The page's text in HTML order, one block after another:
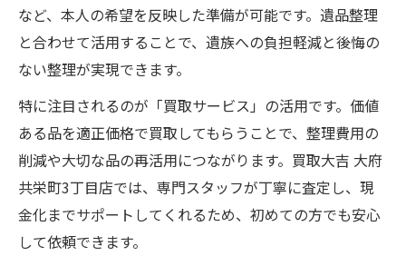
など、本人の希望を反映した準備が可能です。遺品整理
と合わせて活用することで、遺族への負担軽減と後悔の
ない整理が実現できます。
特に注目されるのが「買取サービス」の活用です。価値
ある品を適正価格で買取してもらうことで、整理費用の
削減や大切な品の再活用につながります。買取大吉 大府
共栄町3丁目店では、専門スタッフが丁寧に査定し、現
金化までサポートしてくれるため、初めての方でも安心
して依頼できます。